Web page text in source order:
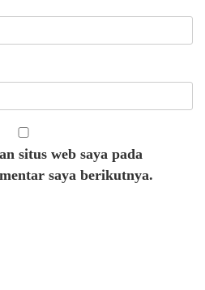
situs web saya pada
saya berikutnya.